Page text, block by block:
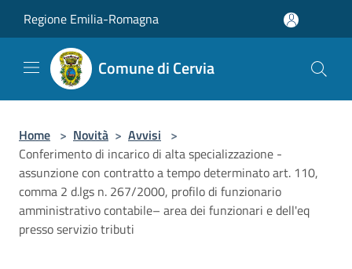
Regione Emilia-Romagna
Comune di Cervia
Home > Novità > Avvisi >
Conferimento di incarico di alta specializzazione -
assunzione con contratto a tempo determinato art. 110,
comma 2 d.lgs n. 267/2000, profilo di funzionario
amministrativo contabile– area dei funzionari e dell'eq
presso servizio tributi